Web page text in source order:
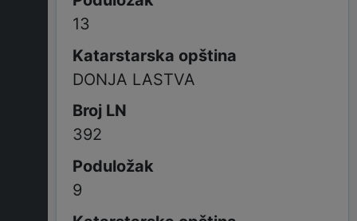
13
DONJA LASTVA
392
9